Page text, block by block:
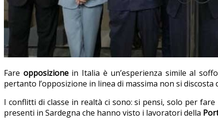
Fare opposizionein Italia è un’esperienza simile al
pertanto l’opposizione in linea di massima non si
I conflitti di classe in realtà ci sono: si pensi, solo per
presenti in Sardegna che hanno visto i lavoratori della